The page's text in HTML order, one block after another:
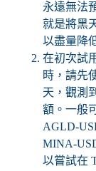
永遠無法
就是將黑
以盡量降
在初次試
時，請先
天，觀測
額。一般
AGLD-
MINA-
以嘗試在